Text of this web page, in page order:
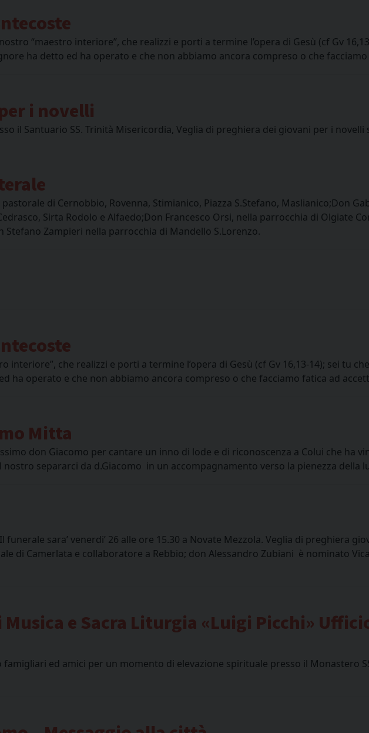
“maestro interiore”, che realizzi e porti a termine l’opera di Gesù (cf Gv
ha detto ed ha operato e che non abbiamo ancora compreso o che
i novelli
il Santuario SS. Trinità Misericordia, Veglia di preghiera dei giovani per i novelli
di Cernobbio, Rovenna, Stimianico, Piazza S.Stefano, Maslianico;Don
Sirta Rodolo e Alfaedo;Don Francesco Orsi, nella parrocchia di Olgiate
Stefano Zampieri nella parrocchia di Mandello S.Lorenzo.
interiore”, che realizzi e porti a termine l’opera di Gesù (cf Gv 16,13-14); sei tu
ha operato e che non abbiamo ancora compreso o che facciamo fatica ad
Mitta
don Giacomo per cantare un inno di lode e di riconoscenza a Colui che ha
separarci da d.Giacomo in un accompagnamento verso la pienezza della
sara’ venerdi’ 26 alle ore 15.30 a Novate Mezzola. Veglia di preghiera
di Camerlata e collaboratore a Rebbio; don Alessandro Zubiani è nominato
e Sacra Liturgia «Luigi Picchi»
famigliari ed amici per un momento di elevazione spirituale presso il Monastero